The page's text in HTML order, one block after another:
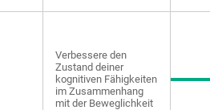
Verbessere den
Zustand deiner
kognitiven Fähigkeiten
im Zusammenhang
mit der Beweglichkeit